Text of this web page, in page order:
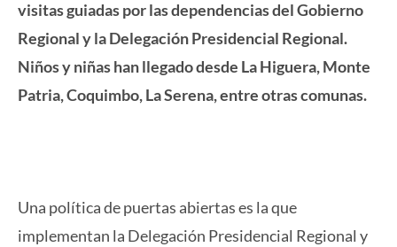
visitas guiadas por las dependencias del Gobierno
Regional y la Delegación Presidencial Regional.
Niños y niñas han llegado desde La Higuera, Monte
Patria, Coquimbo, La Serena, entre otras comunas.
Una política de puertas abiertas es la que
implementan la Delegación Presidencial Regional y